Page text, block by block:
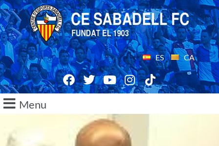
ES CA
Menu